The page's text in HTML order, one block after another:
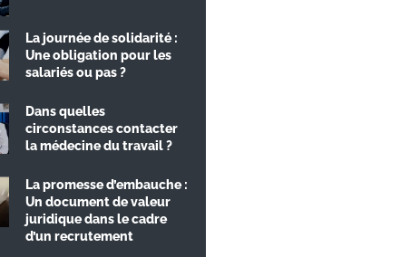
La journée de solidarité :
Une obligation pour les
salariés ou pas ?
Dans quelles
circonstances contacter
la médecine du travail ?
La promesse d’embauche :
Un document de valeur
juridique dans le cadre
d’un recrutement